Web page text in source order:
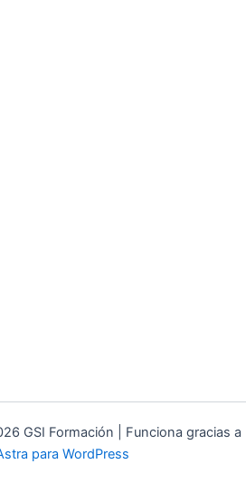
GSI Formación | Funciona gracias a
para WordPress